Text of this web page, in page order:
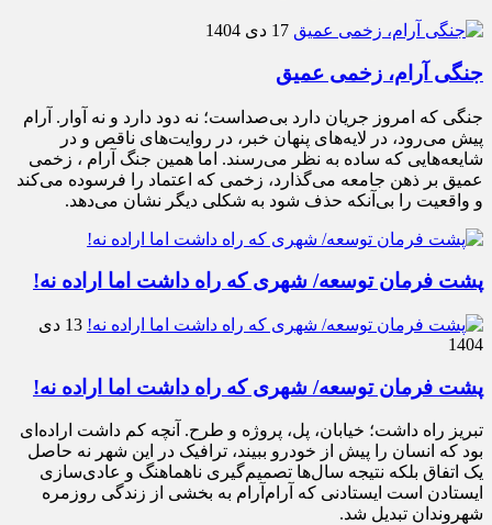
17 دی 1404
جنگی آرام، زخمی عمیق
جنگی که امروز جریان دارد بی‌صداست؛ نه دود دارد و نه آوار. آرام
پیش می‌رود، در لایه‌های پنهان خبر، در روایت‌های ناقص و در
شایعه‌هایی که ساده به نظر می‌رسند. اما همین جنگ آرام ، زخمی
عمیق بر ذهن جامعه می‌گذارد، زخمی که اعتماد را فرسوده می‌کند
و واقعیت را بی‌آنکه حذف شود به شکلی دیگر نشان می‌دهد.
پشت فرمان توسعه/ شهری که راه داشت اما اراده نه!
13 دی
1404
پشت فرمان توسعه/ شهری که راه داشت اما اراده نه!
تبریز راه داشت؛ خیابان، پل، پروژه و طرح. آنچه کم داشت اراده‌ای
بود که انسان را پیش از خودرو ببیند، ترافیک در این شهر نه حاصل
یک اتفاق بلکه نتیجه سال‌ها تصمیم‌گیری ناهماهنگ و عادی‌سازی
ایستادن است ایستادنی که آرام‌آرام به بخشی از زندگی روزمره
شهروندان تبدیل شد.